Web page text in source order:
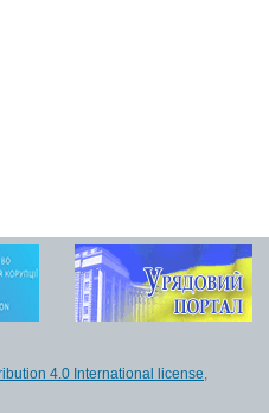
4.0 International license,